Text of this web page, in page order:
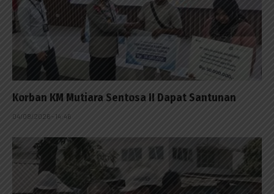
Korban KM Mutiara Sentosa II Dapat Santunan
04/08/2026 - 14:46